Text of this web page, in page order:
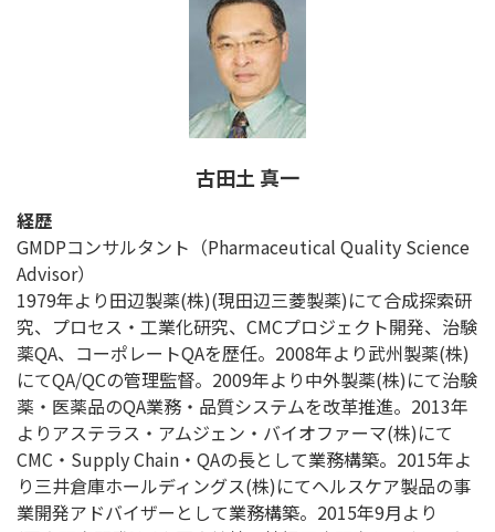
古田土 真一
経歴
GMDPコンサルタント（Pharmaceutical Quality Science
Advisor）
1979年より田辺製薬(株)(現田辺三菱製薬)にて合成探索研
究、プロセス・工業化研究、CMCプロジェクト開発、治験
薬QA、コーポレートQAを歴任。2008年より武州製薬(株)
にてQA/QCの管理監督。2009年より中外製薬(株)にて治験
薬・医薬品のQA業務・品質システムを改革推進。2013年
よりアステラス・アムジェン・バイオファーマ(株)にて
CMC・Supply Chain・QAの長として業務構築。2015年よ
り三井倉庫ホールディングス(株)にてヘルスケア製品の事
業開発アドバイザーとして業務構築。2015年9月より